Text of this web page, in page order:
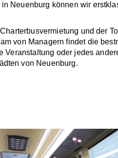
Neuenburg können wir
und der
von Managern findet die
Veranstaltung oder jedes
von Neuenburg.